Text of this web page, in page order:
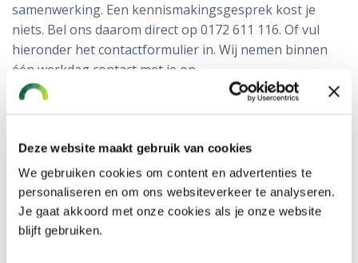
Deze website maakt gebruik van cookies
We gebruiken cookies om content en advertenties te
personaliseren en om ons websiteverkeer te analyseren.
Je gaat akkoord met onze cookies als je onze website
blijft gebruiken.
samenwerking. Een kennismakingsgesprek kost je
niets. Bel ons daarom direct op 0172 611 116. Of vul
hieronder het contactformulier in. Wij nemen binnen
één werkdag contact met je op.
Contact opnemen: advies over de verzuimaanpak
Over welk onderwerp wil je met ons in gesprek?